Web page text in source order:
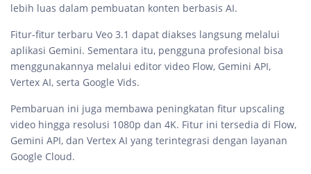
lebih luas dalam pembuatan konten berbasis AI.
Fitur-fitur terbaru Veo 3.1 dapat diakses langsung melalui
aplikasi Gemini. Sementara itu, pengguna profesional bisa
menggunakannya melalui editor video Flow, Gemini API,
Vertex AI, serta Google Vids.
Pembaruan ini juga membawa peningkatan fitur upscaling
video hingga resolusi 1080p dan 4K. Fitur ini tersedia di Flow,
Gemini API, dan Vertex AI yang terintegrasi dengan layanan
Google Cloud.